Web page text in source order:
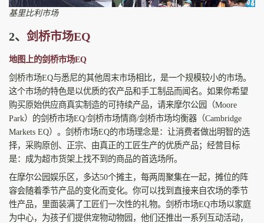
基里比利市场
2、 剑桥市场EQ
地图上的剑桥市场EQ
剑桥市场EQ与悉尼的其他周末市场相比，是一个规模较小的市场。
这个市场的特色是以优质的农产品和手工制品而闻名。如果你希望
购买原始供应商真实制造的可持续产品，请来摩尔公园（Moore
Park）的剑桥市场EQ/剑桥市场情商/剑桥市场均衡器（Cambridge
Markets EQ）。剑桥市场EQ的市场理念是：让消费者做出明智的选
择，采购原创、正宗、由真正的工匠生产的优质产品；经营目标
是：成为超市货架上找不到的商品的首选场所。
在摩尔公园娱乐区，多达50个摊主，每两周聚集在一起，摊位的阵
容会随着季节产品的变化而变化。你可以找到直接来自农场的季节
性产品，里面装满了工匠们一次性的礼物。剑桥市场EQ市场以家庭
为中心，为孩子们提供宠物动物园，他们还推出一系列互动活动，